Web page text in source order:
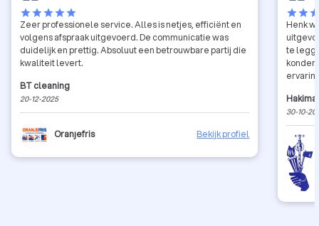
starstarstarstarstar
Zeer professionele service. Alles is netjes, efficiënt en
volgens afspraak uitgevoerd. De communicatie was
duidelijk en prettig. Absoluut een betrouwbare partij die
kwaliteit levert.
BT cleaning
20-12-2025
Oranjefris Bekijk profiel
starstar
Henk
te
Hakima
30-10-